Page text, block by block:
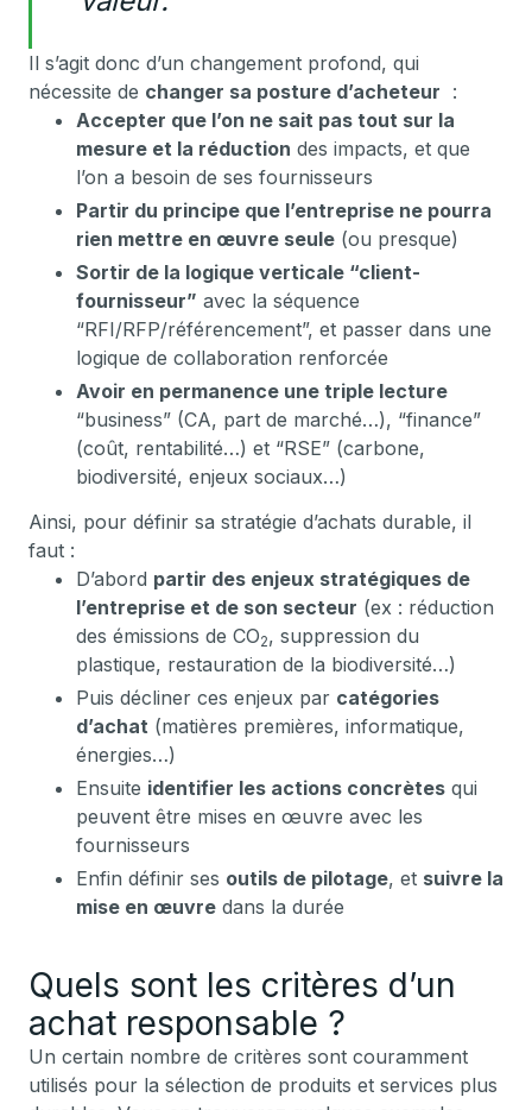
Il s’agit donc d’un changement profond, qui
nécessite de changer sa posture d’acheteur :
Accepter que l’on ne sait pas tout sur la
mesure et la réduction des impacts, et que
l’on a besoin de ses fournisseurs
Partir du principe que l’entreprise ne pourra
rien mettre en œuvre seule (ou presque)
Sortir de la logique verticale “client-
fournisseur” avec la séquence
“RFI/RFP/référencement”, et passer dans une
logique de collaboration renforcée
Avoir en permanence une triple lecture
“business” (CA, part de marché…), “finance”
(coût, rentabilité…) et “RSE” (carbone,
biodiversité, enjeux sociaux…)
Ainsi, pour définir sa stratégie d’achats durable, il
faut :
D’abord partir des enjeux stratégiques de
l’entreprise et de son secteur (ex : réduction
des émissions de CO2, suppression du
plastique, restauration de la biodiversité…)
Puis décliner ces enjeux par catégories
d’achat (matières premières, informatique,
énergies…)
Ensuite identifier les actions concrètes qui
peuvent être mises en œuvre avec les
fournisseurs
Enfin définir ses outils de pilotage, et suivre la
mise en œuvre dans la durée
Quels sont les critères d’un
achat responsable ?
Un certain nombre de critères sont couramment
utilisés pour la sélection de produits et services plus